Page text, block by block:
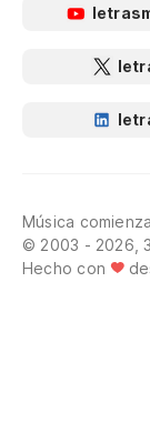
Música
© 2003 - 2026,
Hecho con